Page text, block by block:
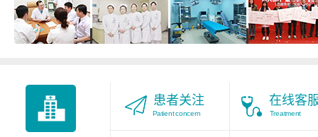
腋臭医生 九对一服务 医院环境
患者关注
Patient concern
在线客
Treatment